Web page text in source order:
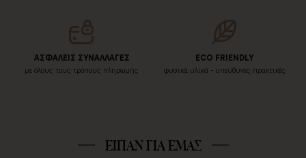
ΑΣΦΑΛΕΙΣ ΣΥΝΑΛΛΑΓΕΣ
με όλους τους τρόπους πληρωμής
ECO FRIENDLY
φυσικά υλικά - υπεύθυνες πρακτικές
ΕΙΠΑΝ ΓΙΑ ΕΜΑΣ